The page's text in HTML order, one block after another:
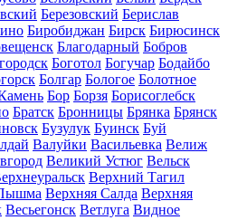
Березовский Берислав
Биробиджан Бирск Бирюсинск
Благодарный Бобров
Боготол Богучар Бодайбо
Болгар Бологое Болотное
Бор Борзя Борисоглебск
Братск Бронницы Брянка Брянск
Бузулук Буинск Буй
Валуйки Васильевка Велиж
Великий Устюг Вельск
Верхний Тагил
Верхняя Салда Верхняя
Весьегонск Ветлуга Видное